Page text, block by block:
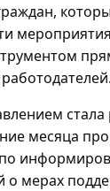
стала
месяца
о мерах